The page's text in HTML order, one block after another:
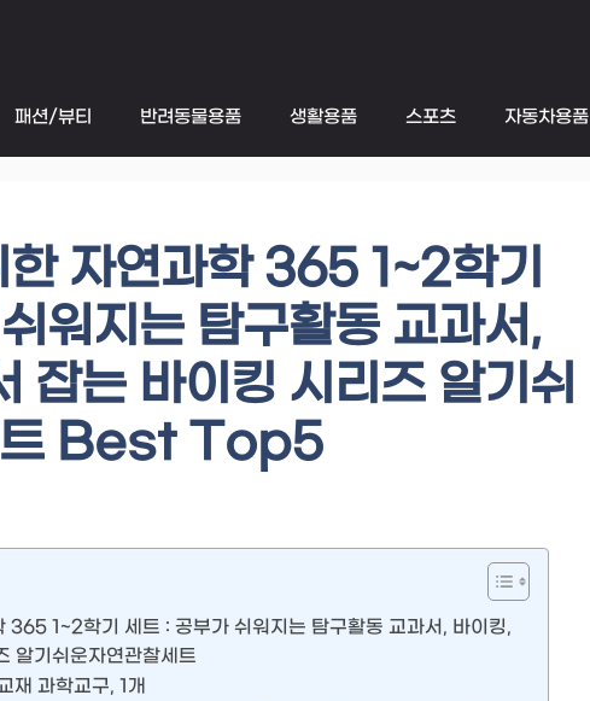
패션/뷰티 반려동물용품 생활용품 스포츠 자동차용품
자연과학 365 1~2학기
워지는 탐구활동 교과서,
잡는 바이킹 시리즈 알기쉬
트 Best Top5
365 1~2학기 세트 : 공부가 쉬워지는 탐구활동 교과서, 바이킹,
알기쉬운자연관찰세트
재 과학교구, 1개